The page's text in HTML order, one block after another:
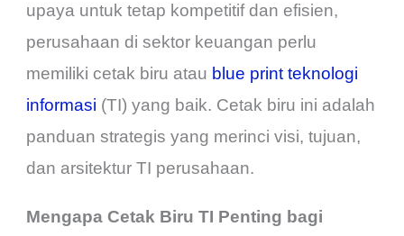
upaya untuk tetap kompetitif dan efisien,
perusahaan di sektor keuangan perlu
memiliki cetak biru atau blue print teknologi
informasi (TI) yang baik. Cetak biru ini adalah
panduan strategis yang merinci visi, tujuan,
dan arsitektur TI perusahaan.
Mengapa Cetak Biru TI Penting bagi